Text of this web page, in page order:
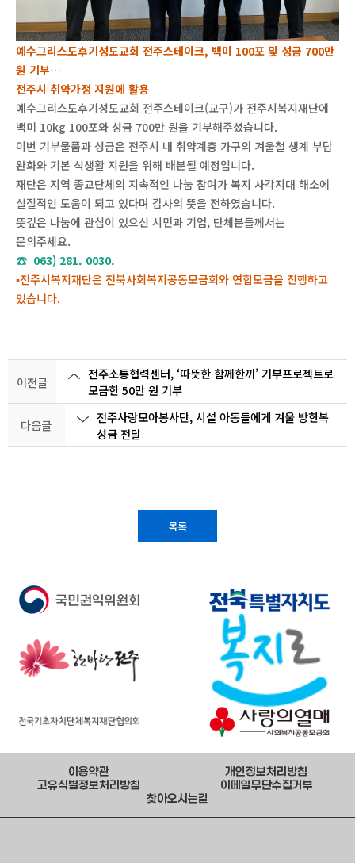
예수그리스도후기성도교회 전주스테이크, 백미 100포 및 성금 700만
원 기부…
전주시 취약가정 지원에 활용
예수그리스도후기성도교회 전주스테이크(교구)가 전주시복지재단에
백미 10kg 100포와 성금 700만 원을 기부해주셨습니다.
이번 기부물품과 성금은 전주시 내 취약계층 가구의 겨울철 생계 부담
완화와 기본 식생활 지원을 위해 배분될 예정입니다.
재단은 지역 종교단체의 지속적인 나눔 참여가 복지 사각지대 해소에
실질적인 도움이 되고 있다며 감사의 뜻을 전하였습니다.
뜻깊은 나눔에 관심이 있으신 시민과 기업, 단체분들께서는
문의주세요.
☎ 063) 281. 0030.
▪전주시복지재단은 전북사회복지공동모금회와 연합모금을 진행하고
있습니다.
이전글
전주소통협력센터, ‘따뜻한 함께한끼’ 기부프로젝트로
모금한 50만 원 기부
다음글
전주사랑모아봉사단, 시설 아동들에게 겨울 방한복
성금 전달
목록
이용약관
개인정보처리방침
고유식별정보처리방침
이메일무단수집거부
찾아오시는길